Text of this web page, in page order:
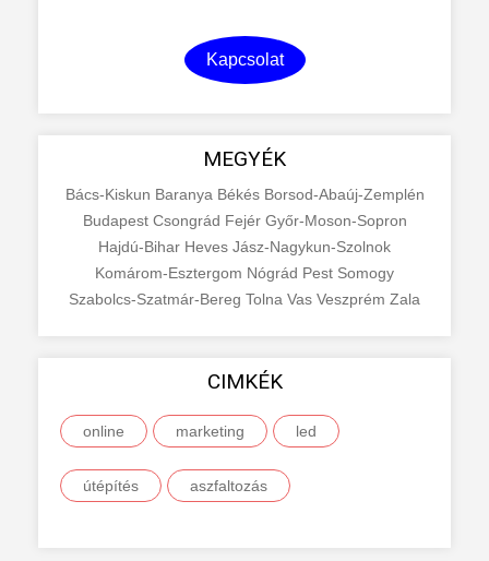
Kapcsolat
MEGYÉK
Bács-Kiskun Baranya Békés Borsod-Abaúj-Zemplén
Budapest Csongrád Fejér Győr-Moson-Sopron
Hajdú-Bihar Heves Jász-Nagykun-Szolnok
Komárom-Esztergom Nógrád Pest Somogy
Szabolcs-Szatmár-Bereg Tolna Vas Veszprém Zala
CIMKÉK
online marketing led
útépítés aszfaltozás